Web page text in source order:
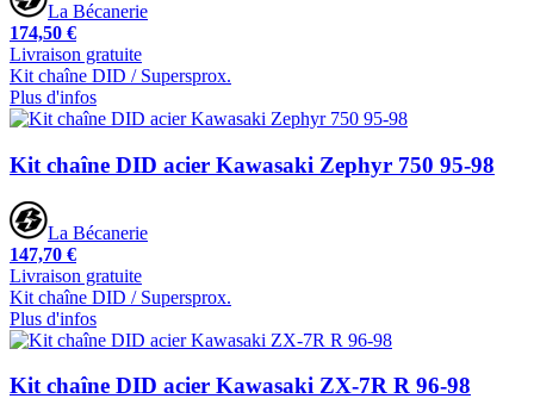
La Bécanerie
174,50 €
Livraison gratuite
Kit chaîne DID / Supersprox.
Plus d'infos
Kit chaîne DID acier Kawasaki Zephyr 750 95-98
La Bécanerie
147,70 €
Livraison gratuite
Kit chaîne DID / Supersprox.
Plus d'infos
Kit chaîne DID acier Kawasaki ZX-7R R 96-98